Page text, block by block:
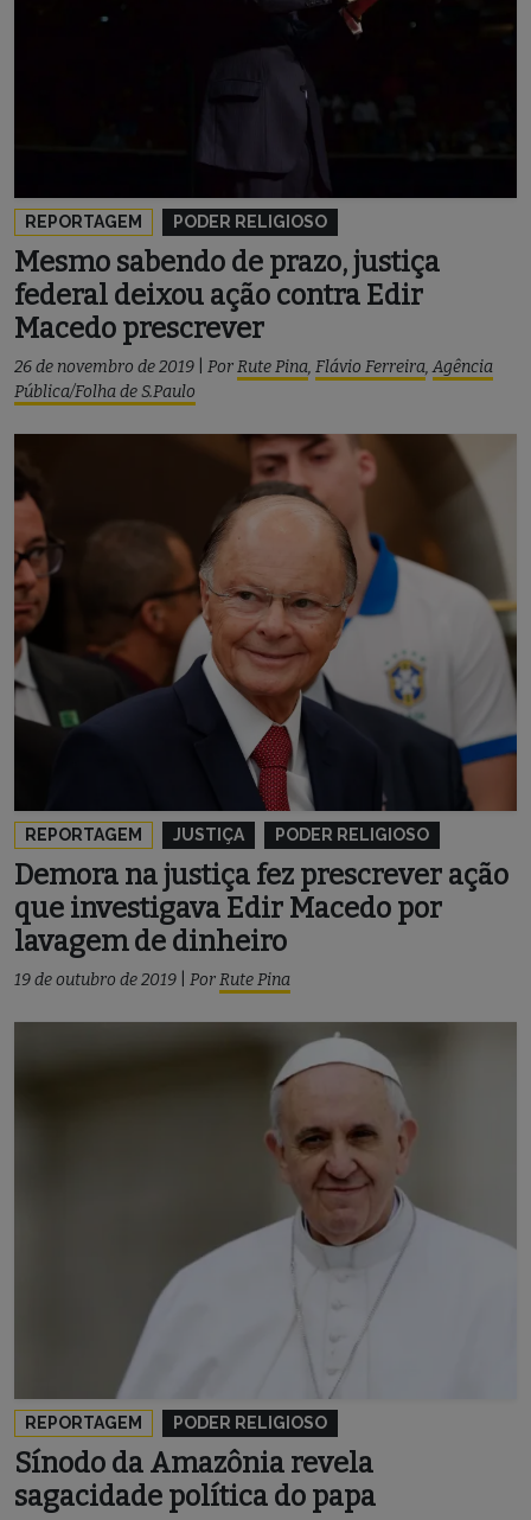
REPORTAGEM PODER RELIGIOSO
Mesmo sabendo de prazo, justiça
federal deixou ação contra Edir
Macedo prescrever
26 de novembro de 2019 PorRute Pina, Flávio Ferreira,Agência
Pública/Folha de S.Paulo
REPORTAGEM JUSTIÇA PODER RELIGIOSO
Demora na justiça fez prescrever ação
que investigava Edir Macedo por
lavagem de dinheiro
19 de outubro de 2019 PorRute Pina
REPORTAGEM PODER RELIGIOSO
Sínodo da Amazônia revela
sagacidade política do papa